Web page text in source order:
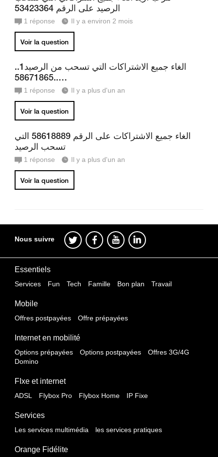
الرصيد على الرقم 53423364
1 réponse Il y a environ 2 mois
Voir la question
الغاء جميع الاشتراكات التي تسحب من الرصيد1..
…..58671865
1 réponse Il y a plus d'un an
Voir la question
الغاء جميع الاشتراكات على الرقم 58618889 التي
تسحب الرصيد
1 réponse Il y a plus d'un an
Voir la question
Nous suivre
Essentiels
Services Fun Tech Famille Bon plan Travail
Mobile
Offres postpayées Offre prépayées
Internet en mobilité
Options prépayées Options postpayées
Offres 3G/4G
Domino
FIxe et internet
ADSL Flybox Pro Flybox Home IP Fixe
Services
Les services multimédia les services pratiques
Orange Fidélite